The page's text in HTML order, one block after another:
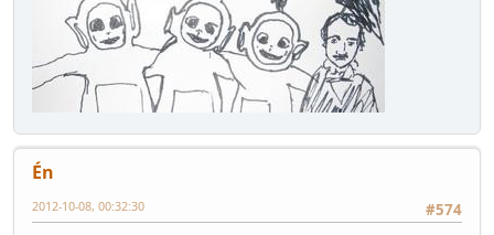
Én
#574
2012-10-08, 00:32:30